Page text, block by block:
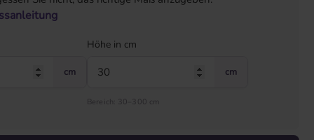
cm
Höhe in cm
cm
Bereich: 30–300 cm